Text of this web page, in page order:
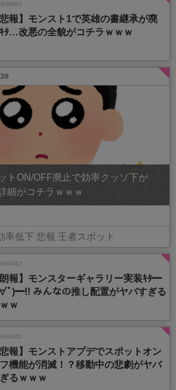
05/07
悲報】モンスト1で英雄の書継承が廃
ﾀ…改悪の全貌がコチラｗｗｗ
トON/OFF廃止で効率クッソ下が
細がコチラｗｗｗ
率低下 悲報 王者スポット
04/22
朗報】モンスターギャラリー実装ｷﾀ━
ﾟ)━!! みんなの推し配置がヤバすぎる
ｗ
04/22
悲報】モンストアプデでスポットオン
機能が消滅！？移動中の悲劇がヤバ
るｗｗｗ